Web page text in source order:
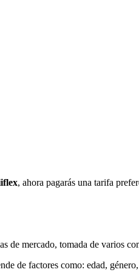
, ahora pagarás una tarifa
de mercado, tomada de varios
de factores como: edad,